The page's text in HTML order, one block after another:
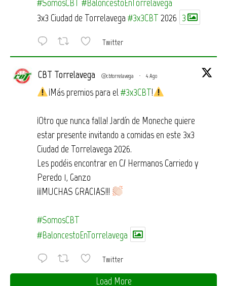
3x3 Ciudad de Torrelavega #3x3CBT 2026 3
Twitter
CBT Torrelavega @cbtorrelavega · 4 Ago
¡Más premios para el #3x3CBT!
¡Otro que nunca falla! Jardín de Moneche quiere
estar presente invitando a comidas en este 3x3
Ciudad de Torrelavega 2026.
Les podéis encontrar en C/ Hermanos Carriedo y
Peredo 1, Ganzo
¡¡¡MUCHAS GRACIAS!!!
#SomosCBT
#BaloncestoEnTorrelavega
Twitter
Load More